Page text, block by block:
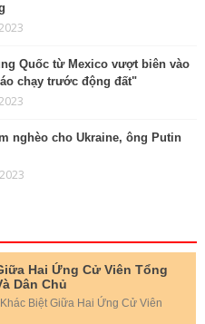
Quốc từ Mexico vượt biên vào
chạy trước động đất"
nghèo cho Ukraine, ông Putin
Hai Ứng Cử Viên Tổng
Dân Chủ
Biệt Giữa Hai Ứng Cử Viên